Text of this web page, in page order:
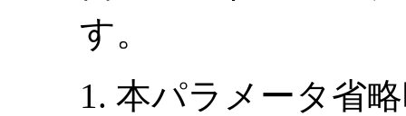
す。
本パラメータ省